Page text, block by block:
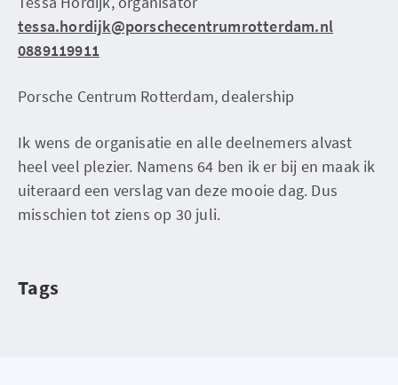
tessa.hordijk@porschecentrumrotterdam.nl
0889119911
Porsche Centrum Rotterdam, dealership
Ik wens de organisatie en alle deelnemers alvast
heel veel plezier. Namens 64 ben ik er bij en maak ik
uiteraard een verslag van deze mooie dag. Dus
misschien tot ziens op 30 juli.
Tags